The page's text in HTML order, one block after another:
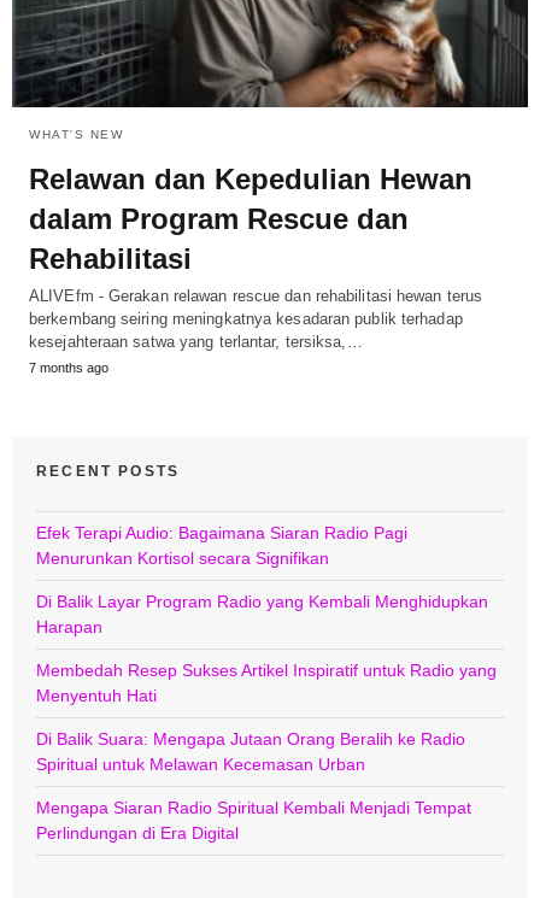
WHAT'S NEW
Relawan dan Kepedulian Hewan
dalam Program Rescue dan
Rehabilitasi
ALIVEfm - Gerakan relawan rescue dan rehabilitasi hewan terus
berkembang seiring meningkatnya kesadaran publik terhadap
kesejahteraan satwa yang terlantar, tersiksa,…
7 months ago
RECENT POSTS
Efek Terapi Audio: Bagaimana Siaran Radio Pagi
Menurunkan Kortisol secara Signifikan
Di Balik Layar Program Radio yang Kembali Menghidupkan
Harapan
Membedah Resep Sukses Artikel Inspiratif untuk Radio yang
Menyentuh Hati
Di Balik Suara: Mengapa Jutaan Orang Beralih ke Radio
Spiritual untuk Melawan Kecemasan Urban
Mengapa Siaran Radio Spiritual Kembali Menjadi Tempat
Perlindungan di Era Digital